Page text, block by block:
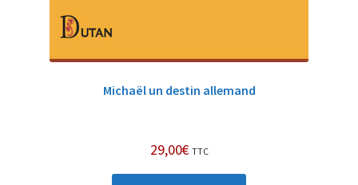
Michaël un destin allemand
29,00€ TTC